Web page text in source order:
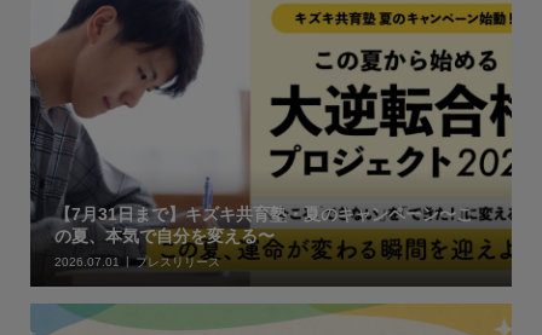
【7月31日まで】キズキ共育塾・夏のキャンペーン〜こ
の夏、本気で自分を変える〜
2026.07.01 プレスリリース